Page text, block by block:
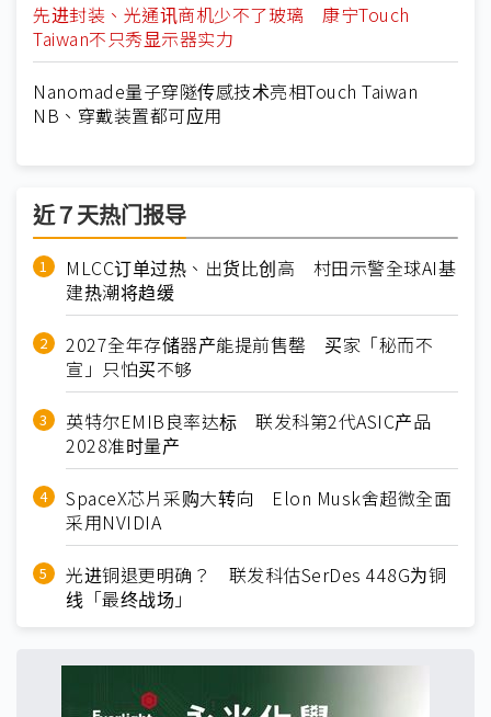
先进封装、光通讯商机少不了玻璃 康宁Touch
Taiwan不只秀显示器实力
Nanomade量子穿隧传感技术亮相Touch Taiwan
NB、穿戴装置都可应用
近７天热门报导
MLCC订单过热、出货比创高 村田示警全球AI基
建热潮将趋缓
2027全年存储器产能提前售罄 买家「秘而不
宣」只怕买不够
英特尔EMIB良率达标 联发科第2代ASIC产品
2028准时量产
SpaceX芯片采购大转向 Elon Musk舍超微全面
采用NVIDIA
光进铜退更明确？ 联发科估SerDes 448G为铜
线「最终战场」